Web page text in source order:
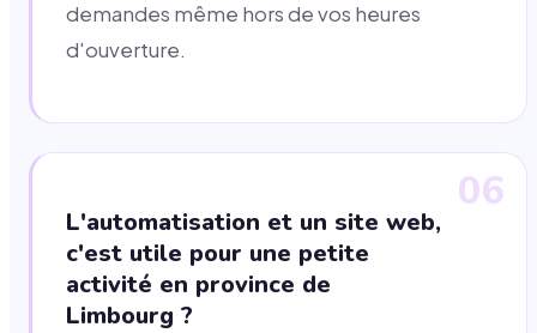
demandes même hors de vos heures
d'ouverture.
06
L'automatisation et un site web,
c'est utile pour une petite
activité en province de
Limbourg ?